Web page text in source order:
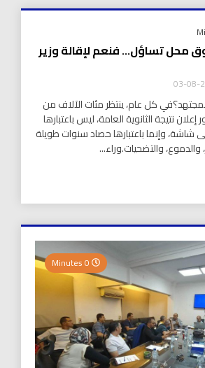
محل تساؤل… فنعم لإقالة وزير
كل عام، ينتظر مئات الآلاف من
إعلان نتيجة الثانوية العامة، ليس باعتبارها
شاشة، وإنما باعتبارها حصاد سنوات طويلة
والتضحيات.وراء...